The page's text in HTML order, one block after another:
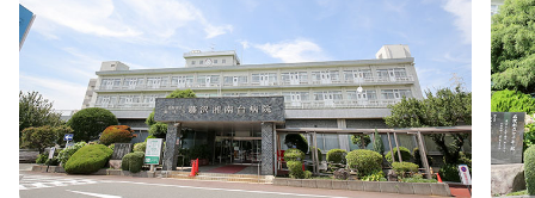
≪既卒・新卒問わず盤石なフォロー体制に定評がありま
す！≫
◆実技面をフォローする「実地指導者」と精神面をフォロ
ーする「エルダーナース」の両方がつきます。その人ぞれ
ぞれのレベルに合わせ、しっかりと独り立ち出来るまでフ
ォローをしてもらえます。
◆日本病院機能評価認定を受けており、24時間の救急医療
にも対応しています。質の高い医療と心のこもった看護を